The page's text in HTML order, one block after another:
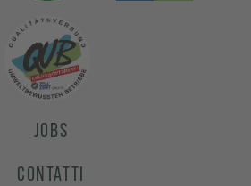
JOBS
CONTATTI